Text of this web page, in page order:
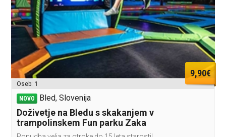
9,90€
Oseb: 1
NOVO Bled, Slovenija
Doživetje na Bledu s skakanjem v
trampolinskem Fun parku Zaka